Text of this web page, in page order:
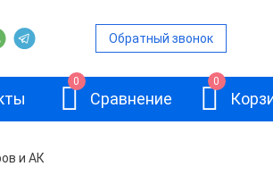
Обратный звонок
0
Сравнение
0
и АК